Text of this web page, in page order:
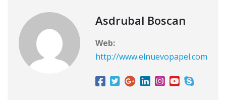
Asdrubal Boscan
Web:
http://www.elnuevopapel.com